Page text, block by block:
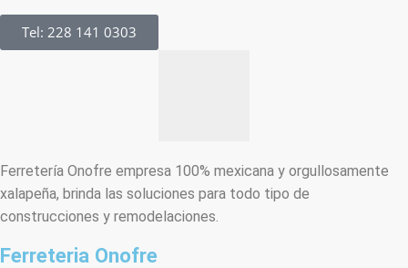
Tel: 228 141 0303
Ferretería Onofre empresa 100% mexicana y orgullosamente
xalapeña, brinda las soluciones para todo tipo de
construcciones y remodelaciones.
Ferreteria Onofre